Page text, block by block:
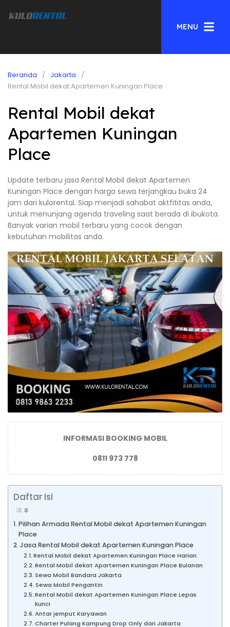
MENU
Beranda
Jakarta
Rental Mobil dekat Apartemen Kuningan Place
Rental Mobil dekat
Apartemen Kuningan
Place
Update terbaru jasa Rental Mobil dekat Apartemen
Kuningan Place dengan harga sewa terjangkau buka 24
jam dari kulorental. Siap menjadi sahabat aktfititas anda,
untuk menunjang agenda traveling saat berada di ibukota.
Banyak varian mobil terbaru yang cocok dengan
kebutuhan mobilitas anda.
INFORMASI BOOKING MOBIL
0811 973 778
Daftar Isi
Pilihan Armada Rental Mobil dekat Apartemen Kuningan
Place
Jasa Rental Mobil dekat Apartemen Kuningan Place
Rental Mobil dekat Apartemen Kuningan Place Harian
Rental Mobil dekat Apartemen Kuningan Place Bulanan
Sewa Mobil Bandara Jakarta
Sewa Mobil Pengantin
Rental Mobil dekat Apartemen Kuningan Place Lepas
kunci
Antar jemput Karyawan
Charter Pulang Kampung Drop Only dari Jakarta